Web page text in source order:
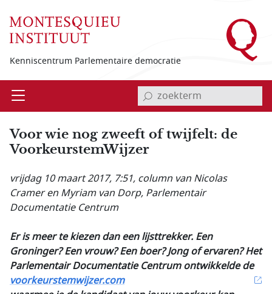
Kenniscentrum Parlementaire democratie
Open invoerveld zoekterm
Voor wie nog zweeft of twijfelt: de
VoorkeurstemWijzer
vrijdag 10 maart 2017, 7:51, column van Nicolas
Cramer en Myriam van Dorp, Parlementair
Documentatie Centrum
Er is meer te kiezen dan een lijsttrekker. Een
Groninger? Een vrouw? Een boer? Jong of ervaren? Het
Parlementair Documentatie Centrum ontwikkelde de
voorkeurstemwijzer.com